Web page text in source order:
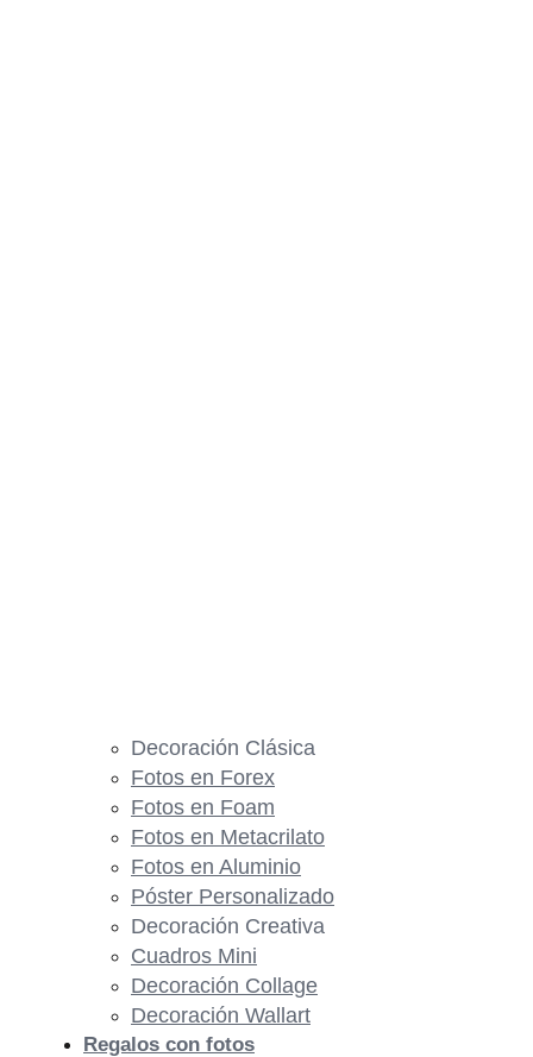
Decoración Clásica
Fotos en Forex
Fotos en Foam
Fotos en Metacrilato
Fotos en Aluminio
Póster Personalizado
Decoración Creativa
Cuadros Mini
Decoración Collage
Decoración Wallart
Regalos con fotos